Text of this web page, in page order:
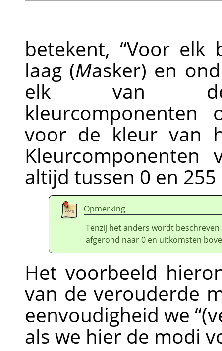
betekent, “Voor elk
laag (Masker) en
elk van de
voor de kleur van
Kleurcomponenten
altijd tussen 0 en 255
Opmerking
Tenzij het anders wordt
afgerond naar 0 en uitkomsten
Het voorbeeld
van de verouderde
eenvoudigheid we “
als we hier de modi